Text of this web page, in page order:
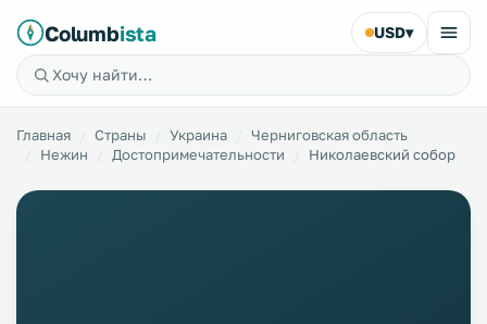
Columbista USD▾
Главная Страны Украина
Черниговская область
Нежин
Достопримечательности Николаевский собор